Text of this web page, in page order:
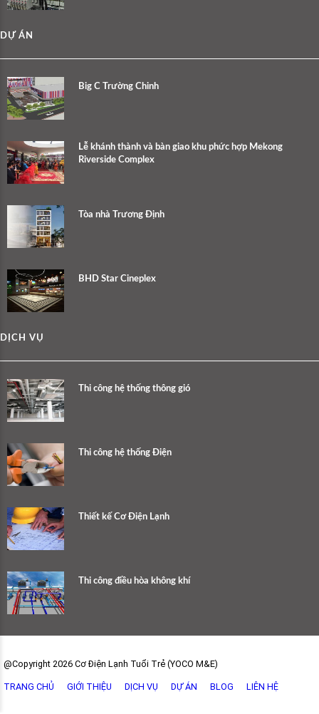
DỰ ÁN
Big C Trường Chinh
Lễ khánh thành và bàn giao khu phức hợp Mekong
Riverside Complex
Tòa nhà Trương Định
BHD Star Cineplex
DỊCH VỤ
Thi công hệ thống thông gió
Thi công hệ thống Điện
Thiết kế Cơ Điện Lạnh
Thi công điều hòa không khí
@Copyright 2026 Cơ Điện Lạnh Tuổi Trẻ (YOCO M&E)
TRANG CHỦ GIỚI THIỆU DỊCH VỤ DỰ ÁN BLOG LIÊN HỆ